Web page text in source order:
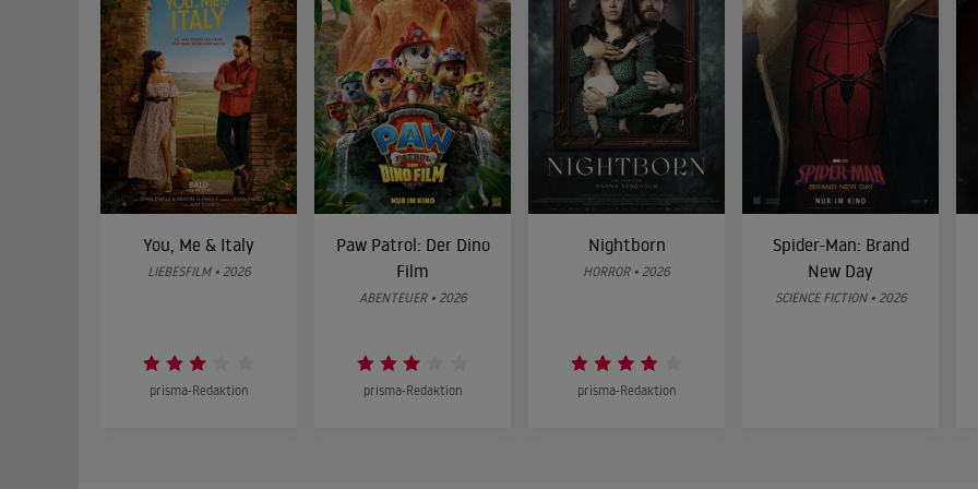
You, Me & Italy
LIEBESFILM • 2026
prisma-Redaktion
Paw Patrol: Der Dino
Film
ABENTEUER • 2026
prisma-Redaktion
Nightborn
HORROR • 2026
prisma-Redaktion
Spider-Man: Brand
New Day
SCIENCE FICTION • 2026